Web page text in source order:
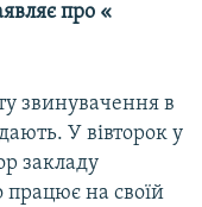
про «
звинувачення в
У вівторок у
закладу
на своїй